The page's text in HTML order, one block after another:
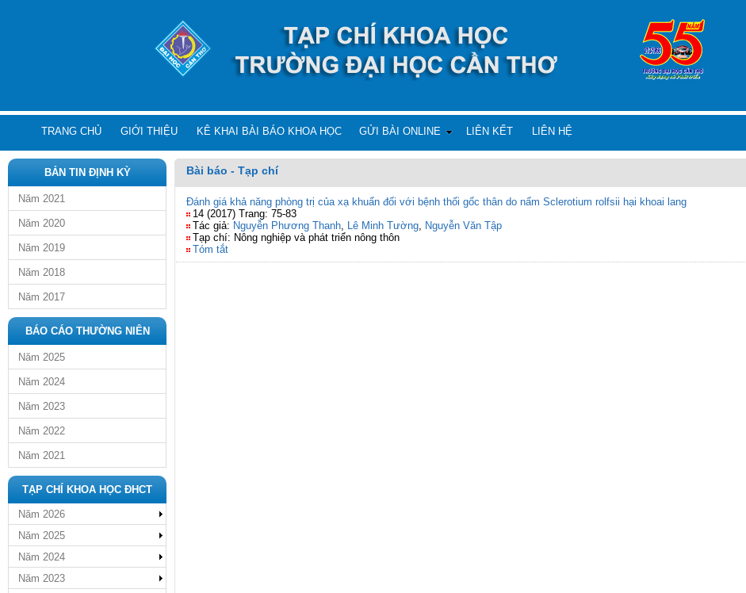
TRANG CHỦ GIỚI THIỆU KÊ KHAI BÀI BÁO KHOA HỌC GỬI BÀI ONLINE LIÊN KẾT LIÊN HỆ
BẢN TIN ĐỊNH KỲ
Năm 2021
Năm 2020
Năm 2019
Năm 2018
Năm 2017
BÁO CÁO THƯỜNG NIÊN
Năm 2025
Năm 2024
Năm 2023
Năm 2022
Năm 2021
TẠP CHÍ KHOA HỌC ĐHCT
Năm 2026
Năm 2025
Năm 2024
Năm 2023
Bài báo - Tạp chí
Đánh giá khả năng phòng trị của xạ khuẩn đối với bệnh thối gốc thân do nấm Sclerotium rolfsii hại khoai lang
14 (2017) Trang: 75-83
Tác giả: Nguyễn Phương Thanh, Lê Minh Tường, Nguyễn Văn Tập
Tạp chí: Nông nghiệp và phát triển nông thôn
Tóm tắt